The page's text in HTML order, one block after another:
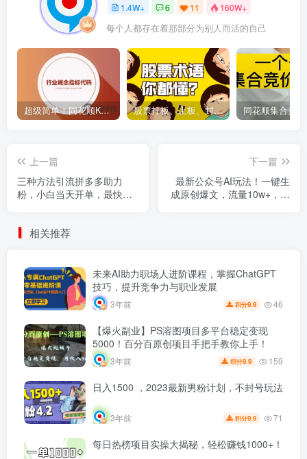
1.4W+ 6 11 160W+
每个人都存在着那部分为别人而活的自己
超级简单！同花顺K线界面显示行业概念指标代码图解 股票打板、上板、封板、翘板、炸板是什么意思？炒股你必须懂的暗语！
上一篇
三种方法引流拼多多助力
粉，小白当天开单，最快变
500+
下一篇
最新公众号AI玩法！一键生
成原创爆文，流量10w+，单
相关推荐
未来AI助力职场人进阶课程，掌握ChatGPT
技巧，提升竞争力与职业发展
3年前 积分9.9 46
【爆火副业】PS溶图项目多平台稳定变现
5000！百分百原创项目手把手教你上手！
3年前 积分9.9 159
日入1500 ，2023最新男粉计划，不封号玩法
3年前 积分9.9 71
每日热榜项目实操大揭秘，轻松赚钱1000+！